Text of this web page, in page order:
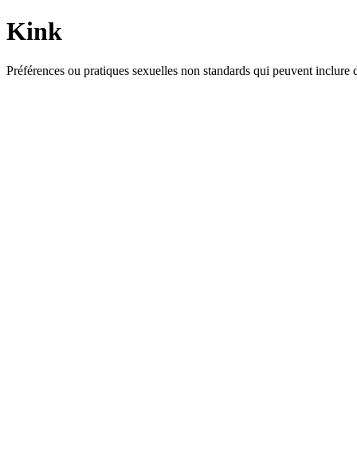
Kink
Préférences ou pratiques sexuelles non standards qui peuvent